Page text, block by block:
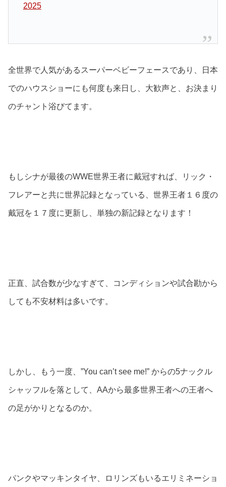
2025
全世界で人気があるスーパーベビーフェースであり、日本
でのハウスショーにも何度も来日し、大歓声と、お決まり
のチャント浴びてます。
もしシナが最後のWWE世界王者に戴冠すれば、リック・
フレアーと共に世界記録となっている、世界王者１６度の
戴冠を１７度に更新し、単独の新記録となります！
正直、試合数が少なすぎて、コンディションや試合勘から
しても不安材料は多いです。
しかし、もう一度、”You can’t see me!” からの5ナックル
シャッフルを落として、AAから最多世界王者への王者へ
の足がかりとなるのか。
パンクやマッキンタイヤ、ロリンズもいるエリミネーショ